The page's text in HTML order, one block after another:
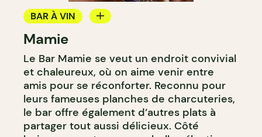
BAR À VIN
CAVISTE
Mamie
Le Bar Mamie se veut un endroit convivial
et chaleureux, où on aime venir entre
amis pour se réconforter. Reconnu pour
leurs fameuses planches de charcuteries,
le bar offre également d’autres plats à
partager tout aussi délicieux. Côté